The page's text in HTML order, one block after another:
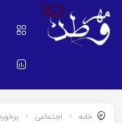
خانه اجتماعی